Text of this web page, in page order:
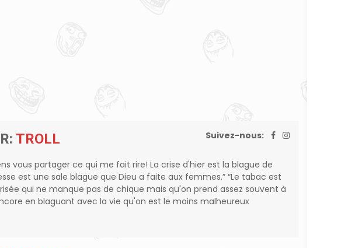
TROLL Suivez-nous:
vous partager ce qui me fait rire! La crise d'hier est la blague de
est une sale blague que Dieu a faite aux femmes.” “Le tabac est
qui ne manque pas de chique mais qu'on prend assez souvent à
en blaguant avec la vie qu'on est le moins malheureux